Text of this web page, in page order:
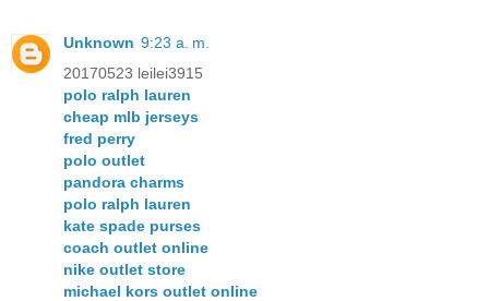
Unknown 9:23 a. m.
20170523 leilei3915
polo ralph lauren
cheap mlb jerseys
fred perry
polo outlet
pandora charms
polo ralph lauren
kate spade purses
coach outlet online
nike outlet store
michael kors outlet online